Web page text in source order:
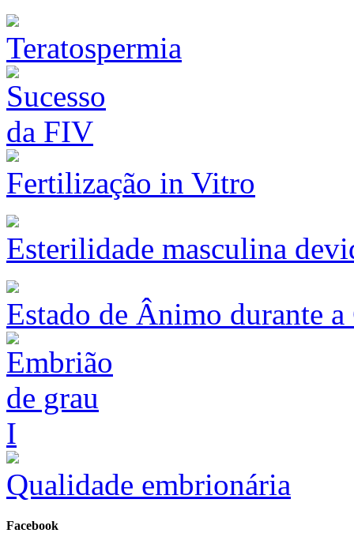
Teratospermia
Fertilização in Vitro
Esterilidade masculina
Estado de Ânimo durante
Qualidade embrionária
Facebook